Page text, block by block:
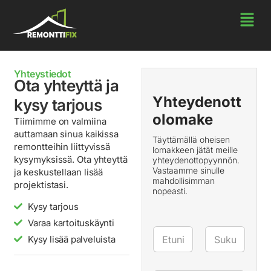
Yhteystiedot
Ota yhteyttä ja
kysy tarjous
Tiimimme on valmiina
auttamaan sinua kaikissa
remontteihin liittyvissä
kysymyksissä. Ota yhteyttä
ja keskustellaan lisää
projektistasi.
Kysy tarjous
Varaa kartoituskäynti
Kysy lisää palveluista
Yhteydenott
olomake
Täyttämällä oheisen
lomakkeen jätät meille
yhteydenottopyynnön.
Vastaamme sinulle
mahdollisimman
nopeasti.
N
m